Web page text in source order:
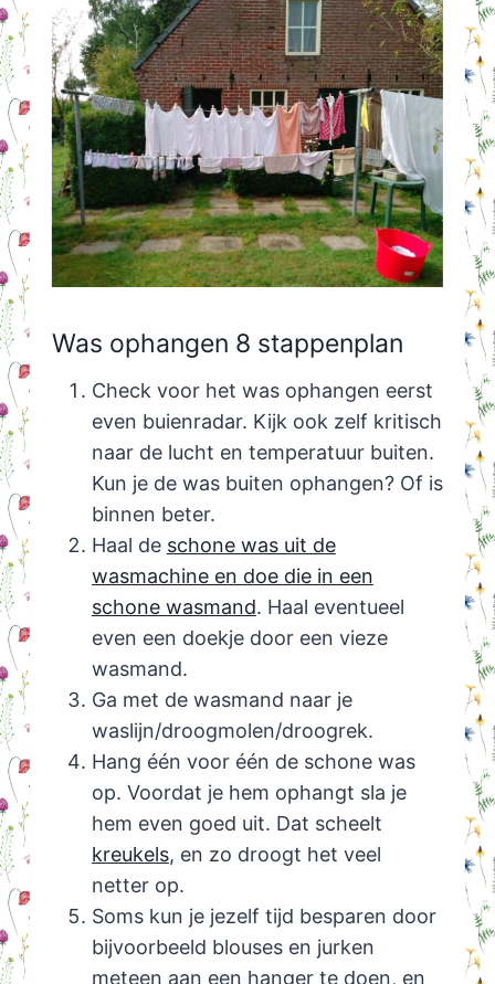
Was ophangen 8 stappenplan
Check voor het was ophangen eerst
even buienradar. Kijk ook zelf kritisch
naar de lucht en temperatuur buiten.
Kun je de was buiten ophangen? Of is
binnen beter.
Haal de schone was uit de
wasmachine en doe die in een
schone wasmand. Haal eventueel
even een doekje door een vieze
wasmand.
Ga met de wasmand naar je
waslijn/droogmolen/droogrek.
Hang één voor één de schone was
op. Voordat je hem ophangt sla je
hem even goed uit. Dat scheelt
kreukels, en zo droogt het veel
netter op.
Soms kun je jezelf tijd besparen door
bijvoorbeeld blouses en jurken
meteen aan een hanger te doen, en